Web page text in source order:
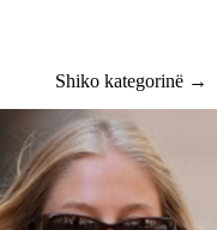
Shiko kategorinë →